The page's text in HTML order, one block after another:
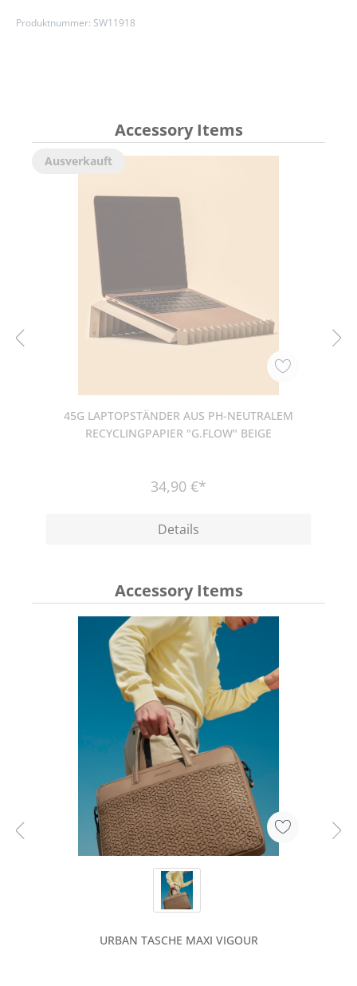
Produktnummer: SW11918
Accessory Items
Ausverkauft
45G LAPTOPSTÄNDER AUS PH-NEUTRALEM
RECYCLINGPAPIER "G.FLOW" BEIGE
34,90 €*
Details
Accessory Items
URBAN TASCHE MAXI VIGOUR